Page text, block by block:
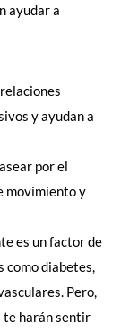
ayudar a
y ayudan a
por el
movimiento y
es un factor de
como diabetes,
Pero,
te harán sentir